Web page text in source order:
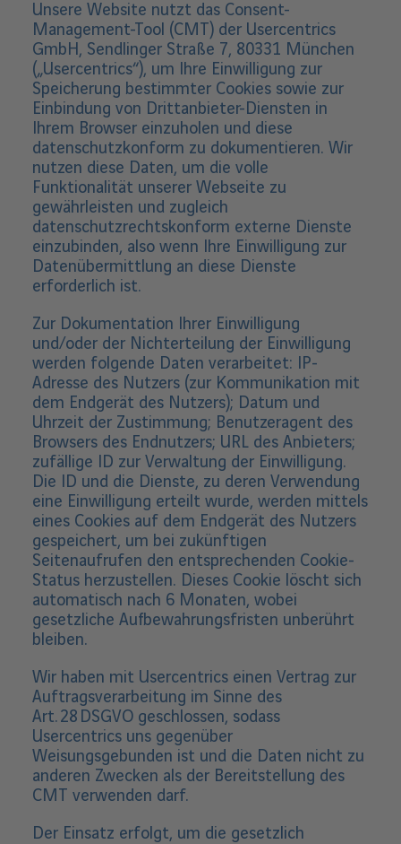
Unsere Website nutzt das Consent-
Management-Tool (CMT) der Usercentrics
GmbH, Sendlinger Straße 7, 80331 München
(„Usercentrics“), um Ihre Einwilligung zur
Speicherung bestimmter Cookies sowie zur
Einbindung von Drittanbieter-Diensten in
Ihrem Browser einzuholen und diese
datenschutzkonform zu dokumentieren. Wir
nutzen diese Daten, um die volle
Funktionalität unserer Webseite zu
gewährleisten und zugleich
datenschutzrechtskonform externe Dienste
einzubinden, also wenn Ihre Einwilligung zur
Datenübermittlung an diese Dienste
erforderlich ist.
Zur Dokumentation Ihrer Einwilligung
und/oder der Nichterteilung der Einwilligung
werden folgende Daten verarbeitet: IP-
Adresse des Nutzers (zur Kommunikation mit
dem Endgerät des Nutzers); Datum und
Uhrzeit der Zustimmung; Benutzeragent des
Browsers des Endnutzers; URL des Anbieters;
zufällige ID zur Verwaltung der Einwilligung.
Die ID und die Dienste, zu deren Verwendung
eine Einwilligung erteilt wurde, werden mittels
eines Cookies auf dem Endgerät des Nutzers
gespeichert, um bei zukünftigen
Seitenaufrufen den entsprechenden Cookie-
Status herzustellen. Dieses Cookie löscht sich
automatisch nach 6 Monaten, wobei
gesetzliche Aufbewahrungsfristen unberührt
bleiben.
Wir haben mit Usercentrics einen Vertrag zur
Auftragsverarbeitung im Sinne des
Art. 28 DSGVO geschlossen, sodass
Usercentrics uns gegenüber
Weisungsgebunden ist und die Daten nicht zu
anderen Zwecken als der Bereitstellung des
CMT verwenden darf.
Der Einsatz erfolgt, um die gesetzlich